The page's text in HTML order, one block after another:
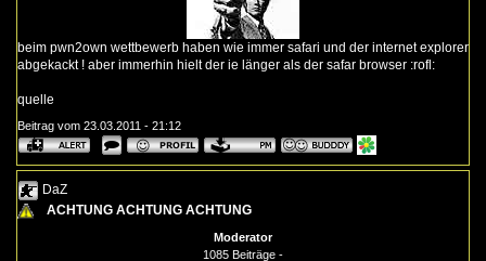
beim pwn2own wettbewerb haben wie immer safari und der internet explorer
abgekackt ! aber immerhin hielt der ie länger als der safar browser :rofl:
quelle
Beitrag vom 23.03.2011 - 21:12
DaZ
ACHTUNG ACHTUNG ACHTUNG
Moderator
1085 Beiträge -